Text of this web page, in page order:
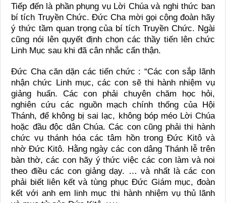
Tiếp đến là phần phụng vụ Lời Chúa và nghi thức ban
bí tích Truyền Chức. Đức Cha mời gọi cộng đoàn hãy
ý thức tầm quan trọng của bí tích Truyền Chức. Ngài
cũng nói lên quyết định chọn các thầy tiến lên chức
Linh Mục sau khi đã cân nhắc cẩn thận.
Đức Cha căn dặn các tiến chức : “Các con sắp lãnh
nhận chức Linh mục, các con sẽ thi hành nhiệm vụ
giảng huấn. Các con phải chuyên chăm học hỏi,
nghiên cứu các nguồn mạch chính thống của Hội
Thánh, để không bị sai lạc, không bóp méo Lời Chúa
hoặc đầu độc dân Chúa. Các con cũng phải thi hành
chức vụ thánh hóa các tâm hồn trong Đức Kitô và
nhờ Đức Kitô. Hằng ngày các con dâng Thánh lễ trên
bàn thờ, các con hãy ý thức việc các con làm và noi
theo điều các con giảng dạy. … và nhất là các con
phải biết liên kết và tùng phục Đức Giám mục, đoàn
kết với anh em linh mục thi hành nhiệm vụ thủ lãnh